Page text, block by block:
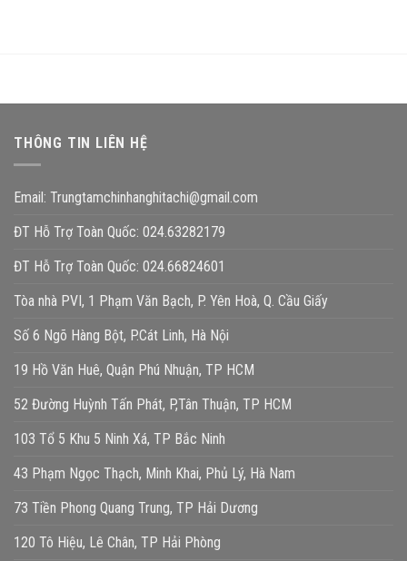
THÔNG TIN LIÊN HỆ
Email: Trungtamchinhanghitachi@gmail.com
ĐT Hỗ Trợ Toàn Quốc: 024.63282179
ĐT Hỗ Trợ Toàn Quốc: 024.66824601
Tòa nhà PVI, 1 Phạm Văn Bạch, P. Yên Hoà, Q. Cầu Giấy
Số 6 Ngõ Hàng Bột, P.Cát Linh, Hà Nội
19 Hồ Văn Huê, Quận Phú Nhuận, TP HCM
52 Đường Huỳnh Tấn Phát, P,Tân Thuận, TP HCM
103 Tổ 5 Khu 5 Ninh Xá, TP Bắc Ninh
43 Phạm Ngọc Thạch, Minh Khai, Phủ Lý, Hà Nam
73 Tiền Phong Quang Trung, TP Hải Dương
120 Tô Hiệu, Lê Chân, TP Hải Phòng